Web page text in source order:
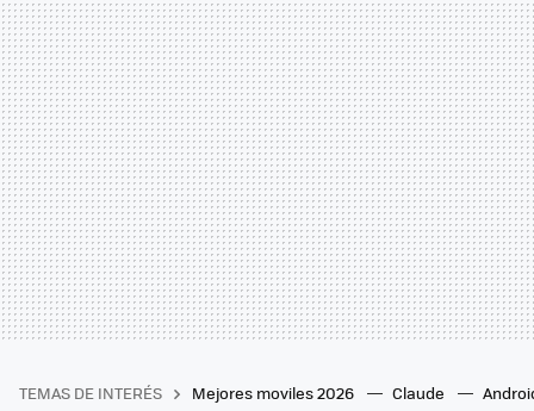
TEMAS DE INTERÉS Mejores moviles 2026 Claude